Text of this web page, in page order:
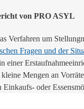
von PRO ASYL
Verfahren um
Fragen und der
einer
Mengen an
oder